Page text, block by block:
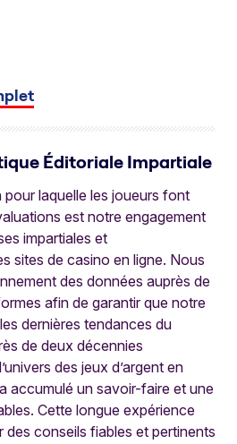
Éditoriale Impartiale
pour laquelle les joueurs font
est notre engagement
impartiales et
sites de casino en ligne. Nous
des données auprès de
afin de garantir que notre
dernières tendances du
de deux décennies
des jeux d’argent en
accumulé un savoir-faire et une
Cette longue expérience
des conseils fiables et pertinents